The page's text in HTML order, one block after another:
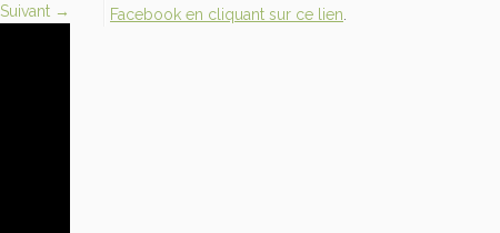
Suivant →
Facebook en cliquant sur ce lien